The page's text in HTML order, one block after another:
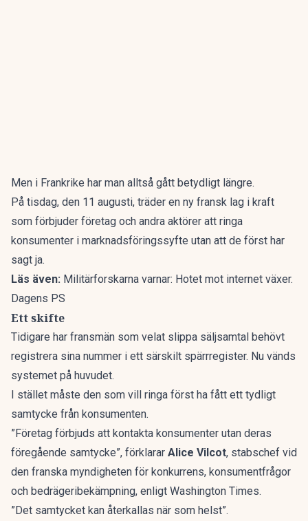
Men i Frankrike har man alltså gått betydligt längre.
På tisdag, den 11 augusti, träder en ny fransk lag i kraft
som förbjuder företag och andra aktörer att ringa
konsumenter i marknadsföringssyfte utan att de först har
sagt ja.
Läs även: Militärforskarna varnar: Hotet mot internet växer.
Dagens PS
Ett skifte
Tidigare har fransmän som velat slippa säljsamtal behövt
registrera sina nummer i ett särskilt spärrregister. Nu vänds
systemet på huvudet.
I stället måste den som vill ringa först ha fått ett tydligt
samtycke från konsumenten.
”Företag förbjuds att kontakta konsumenter utan deras
föregående samtycke”, förklarar Alice Vilcot, stabschef vid
den franska myndigheten för konkurrens, konsumentfrågor
och bedrägeribekämpning, enligt Washington Times.
”Det samtycket kan återkallas när som helst”.